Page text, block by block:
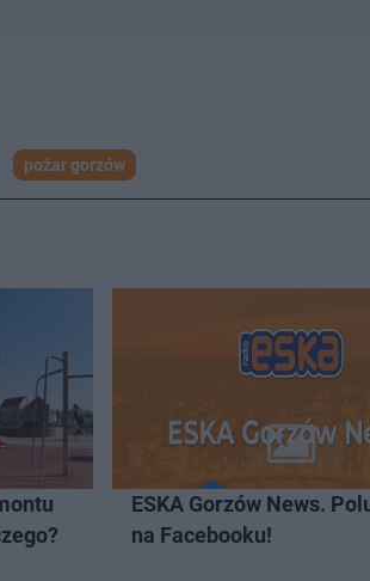
pożar gorzów
ESKA Gorzów News.
na Facebooku!